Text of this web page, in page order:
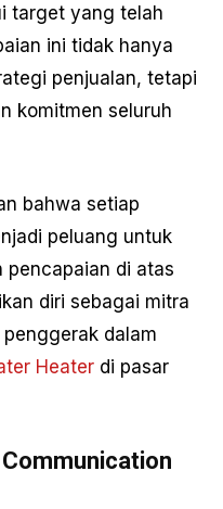
target yang telah
ini tidak hanya
penjualan, tetapi
komitmen seluruh
bahwa setiap
peluang untuk
pencapaian di atas
diri sebagai mitra
dalam
Heater di pasar